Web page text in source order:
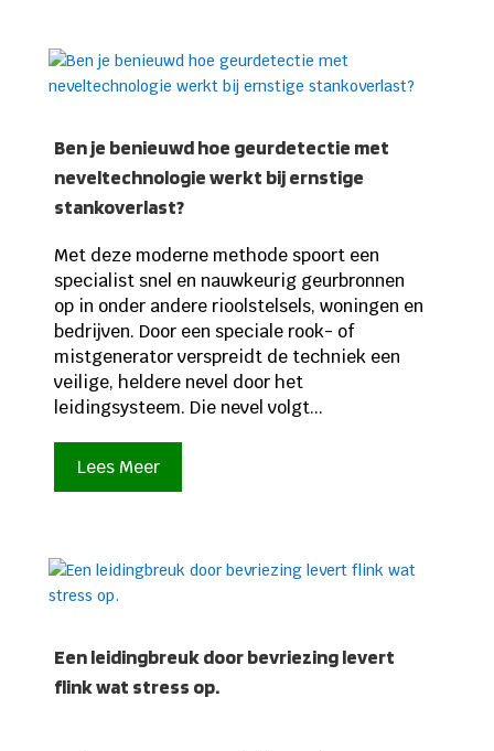
Ben je benieuwd hoe geurdetectie met
neveltechnologie werkt bij ernstige
stankoverlast?
Met deze moderne methode spoort een
specialist snel en nauwkeurig geurbronnen
op in onder andere rioolstelsels, woningen en
bedrijven. Door een speciale rook- of
mistgenerator verspreidt de techniek een
veilige, heldere nevel door het
leidingsysteem. Die nevel volgt...
Lees Meer
Een leidingbreuk door bevriezing levert
flink wat stress op.